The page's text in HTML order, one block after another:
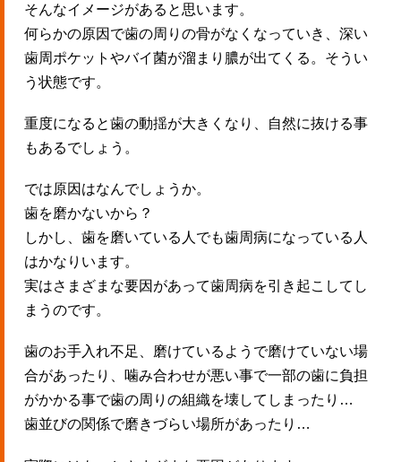
そんなイメージがあると思います。
何らかの原因で歯の周りの骨がなくなっていき、深い
歯周ポケットやバイ菌が溜まり膿が出てくる。そうい
う状態です。
重度になると歯の動揺が大きくなり、自然に抜ける事
もあるでしょう。
では原因はなんでしょうか。
歯を磨かないから？
しかし、歯を磨いている人でも歯周病になっている人
はかなりいます。
実はさまざまな要因があって歯周病を引き起こしてし
まうのです。
歯のお手入れ不足、磨けているようで磨けていない場
合があったり、噛み合わせが悪い事で一部の歯に負担
がかかる事で歯の周りの組織を壊してしまったり…
歯並びの関係で磨きづらい場所があったり…